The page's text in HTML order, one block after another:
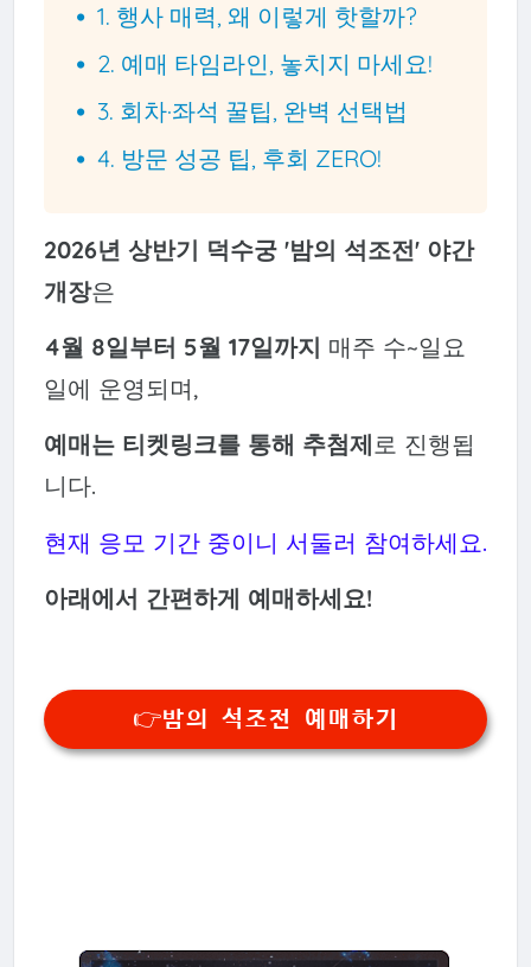
1. 행사 매력, 왜 이렇게 핫할까?
2. 예매 타임라인, 놓치지 마세요!
3. 회차·좌석 꿀팁, 완벽 선택법
4. 방문 성공 팁, 후회 ZERO!
2026년 상반기 덕수궁 '밤의 석조전' 야간
개장은
4월 8일부터 5월 17일까지 매주 수~일요
일에 운영되며,
예매는 티켓링크를 통해 추첨제로 진행됩
니다.
현재 응모 기간 중이니 서둘러 참여하세요.
아래에서 간편하게 예매하세요!
👉밤의 석조전 예매하기